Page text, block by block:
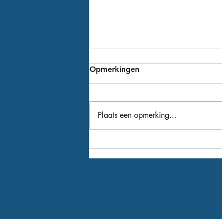
voor het nieuwe seizoen!
Opmerkingen
Plaats een opmerking...